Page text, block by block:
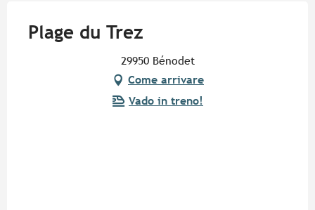
Plage du Trez
29950 Bénodet
Come arrivare
Vado in treno!